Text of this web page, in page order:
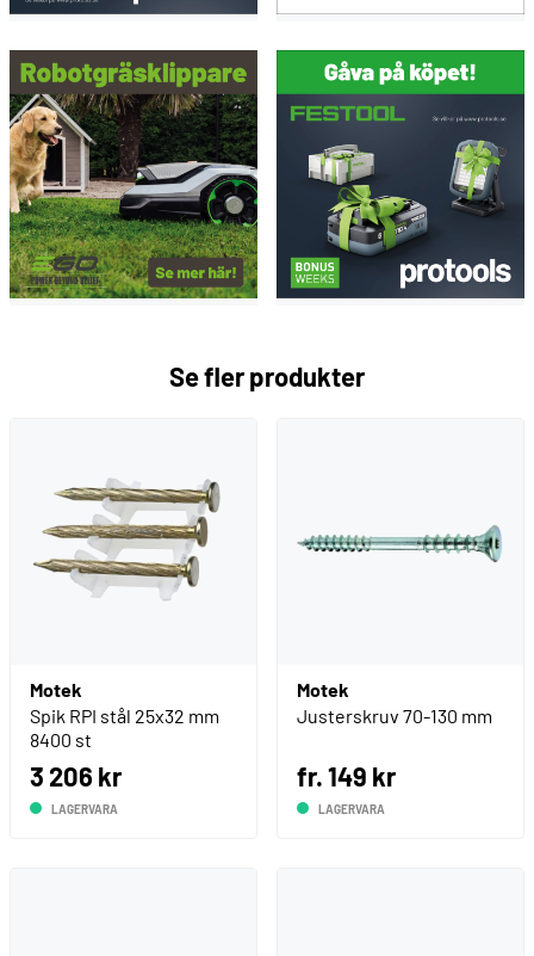
Se fler produkter
Motek
Spik RPI stål 25x32 mm
8400 st
3 206 kr
LAGERVARA
Motek
Justerskruv 70-130 mm
fr. 149 kr
LAGERVARA